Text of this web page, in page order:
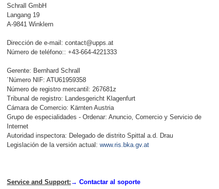
otro país
Schrall GmbH
Langang 19
A-9841 Winklern
Dirección de e-mail: contact@upps.at
Número de teléfono:: +43-664-4221333
Gerente: Bernhard Schrall
´Número NIF: ATU61959358
Número de registro mercantil: 267681z
Tribunal de registro: Landesgericht Klagenfurt
Cámara de Comercio: Kärnten Austria
Grupo de especialidades - Ordenar: Anuncio, Comercio y Servicio de
Internet
Autoridad inspectora: Delegado de distrito Spittal a.d. Drau
Legislación de la versión actual: www.ris.bka.gv.at
Service and Support: → Contactar al soporte